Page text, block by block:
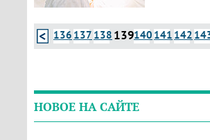
136 137 138 139140 141 142
НОВОЕ НА САЙТЕ